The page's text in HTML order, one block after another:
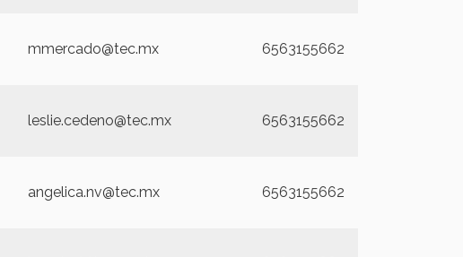
mmercado@tec.mx 6563155662
leslie.cedeno@tec.mx 6563155662
angelica.nv@tec.mx 6563155662